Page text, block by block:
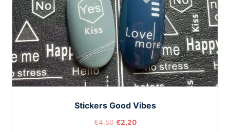
Stickers Good Vibes
€4,50 €2,20